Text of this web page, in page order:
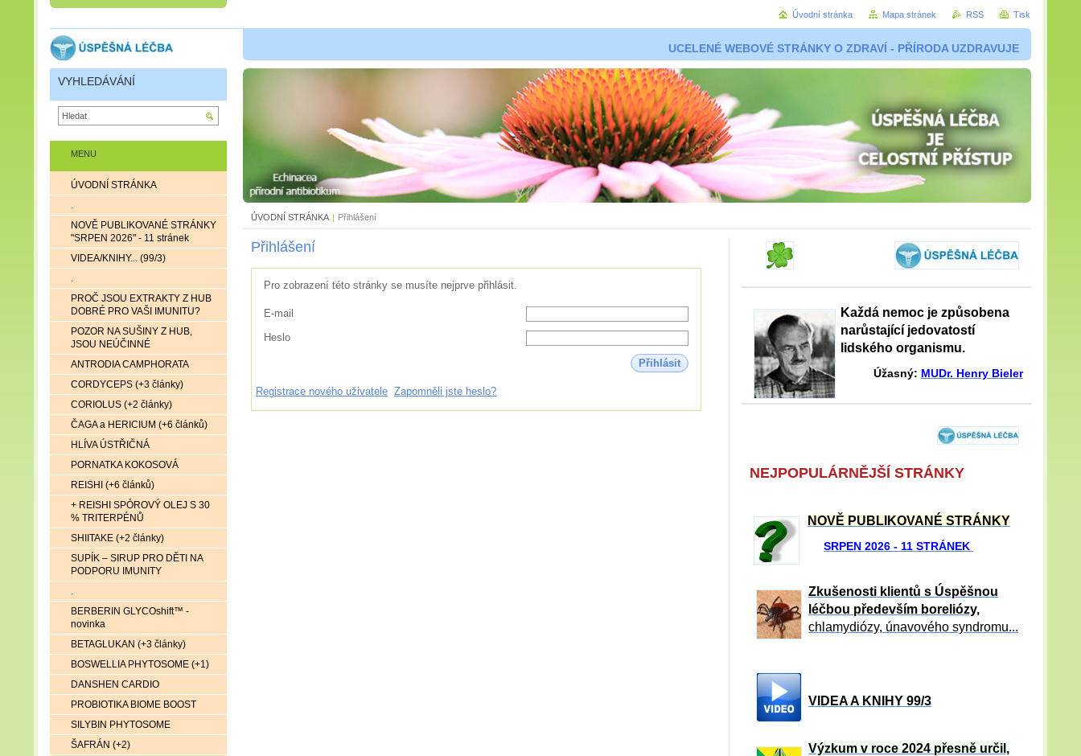
UCELENÉ WEBOVÉ STRÁNKY O ZDRAVÍ - PŘÍRODA UZDRAVUJE
ÚVODNÍ STRÁNKA | Přihlášení
Přihlášení
Pro zobrazení této stránky se musíte nejprve přihlásit.
E-mail
Heslo
Přihlásit
Registrace nového uživatele Zapomněli jste heslo?
Každá nemoc je způsobena
narůstající jedovatostí
lidského organismu.
Úžasný: MUDr. Henry Bieler
NEJPOPULÁRNĚJŠÍ STRÁNKY
NOVĚ PUBLIKOVANÉ STRÁNKY
SRPEN 2026 - 11 STRÁNEK
Zkušenosti klientů s Úspěšnou
léčbou především boreliózy,
chlamydiózy, únavového syndromu...
VIDEA A KNIHY 99/3
Výzkum v roce 2024 přesně určil,
MENU
ÚVODNÍ STRÁNKA
.
NOVĚ PUBLIKOVANÉ STRÁNKY
"SRPEN 2026" - 11 stránek
VIDEA/KNIHY... (99/3)
.
PROČ JSOU EXTRAKTY Z HUB
DOBRÉ PRO VAŠI IMUNITU?
POZOR NA SUŠINY Z HUB,
JSOU NEÚČINNÉ
ANTRODIA CAMPHORATA
CORDYCEPS (+3 články)
CORIOLUS (+2 články)
ČAGA a HERICIUM (+6 článků)
HLÍVA ÚSTŘIČNÁ
PORNATKA KOKOSOVÁ
REISHI (+6 článků)
+ REISHI SPÓROVÝ OLEJ S 30
% TRITERPÉNŮ
SHIITAKE (+2 články)
SUPÍK – SIRUP PRO DĚTI NA
PODPORU IMUNITY
.
BERBERIN GLYCOshift™ -
novinka
BETAGLUKAN (+3 články)
BOSWELLIA PHYTOSOME (+1)
DANSHEN CARDIO
PROBIOTIKA BIOME BOOST
SILYBIN PHYTOSOME
ŠAFRÁN (+2)
VYHLEDÁVÁNÍ
Úvodní stránka Mapa stránek RSS Tisk